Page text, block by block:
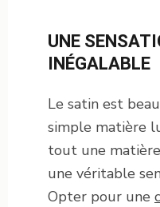
UNE
INÉGALABLE
Le satin est
simple matière
tout une
une véritable
Opter pour une